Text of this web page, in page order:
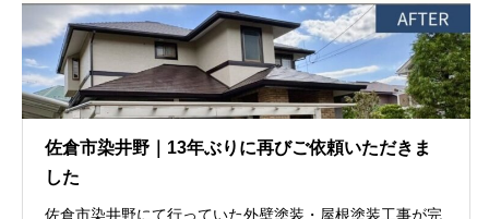
佐倉市染井野｜13年ぶりに再びご依頼いただきま
した
佐倉市染井野にて行っていた外壁塗装・屋根塗装工事が完